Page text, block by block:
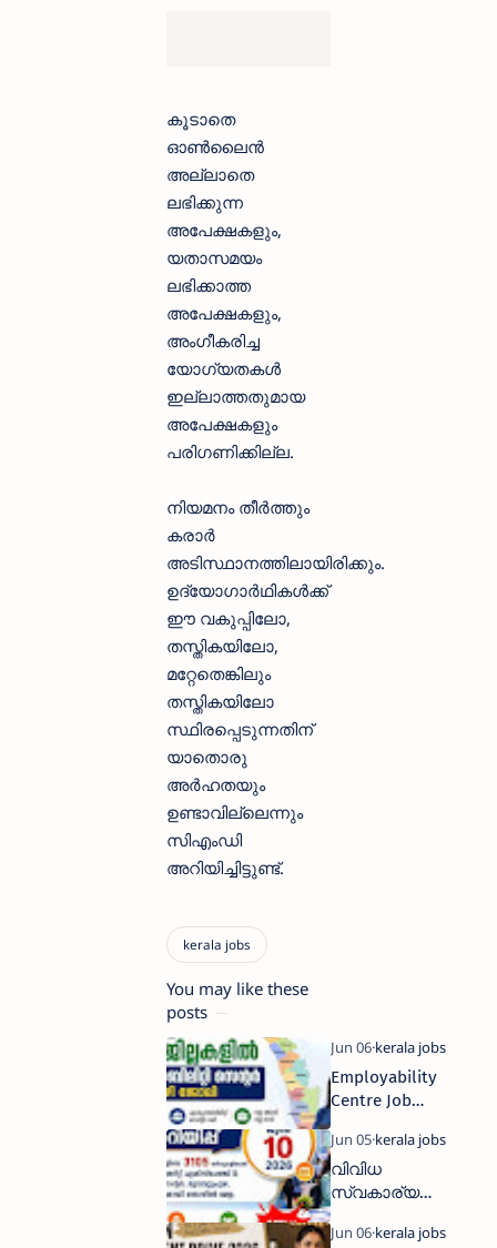
കൂടാതെ
ഓൺലൈൻ
അല്ലാതെ
ലഭിക്കുന്ന
അപേക്ഷകളും,
യതാസമയം
ലഭിക്കാത്ത
അപേക്ഷകളും,
അംഗീകരിച്ച
യോഗ്യതകൾ
ഇല്ലാത്തതുമായ
അപേക്ഷകളും
പരിഗണിക്കില്ല.
നിയമനം തീർത്തും
കരാർ
അടിസ്ഥാനത്തിലായിരിക്കും.
ഉദ്യോഗാർഥികൾക്ക്
ഈ വകുപ്പിലോ,
തസ്തികയിലോ,
മറ്റേതെങ്കിലും
തസ്തികയിലോ
സ്ഥിരപ്പെടുന്നതിന്
യാതൊരു
അർഹതയും
ഉണ്ടാവില്ലെന്നും
സിഎംഡി
അറിയിച്ചിട്ടുണ്ട്.
You may like these
posts
Employability
Centre Job
Multiple
Vacancies in
Kerala
വിവിധ
സ്വകാര്യ
ലെ 3105